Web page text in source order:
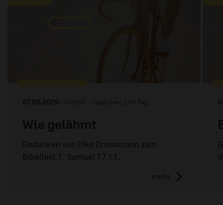
07.08.2026 / Anstoß - Gedanken zum Tag
Wie gelähmt
Gedanken von Elke Drossmann zum
Bibeltext 1. Samuel 17,11.
mehr